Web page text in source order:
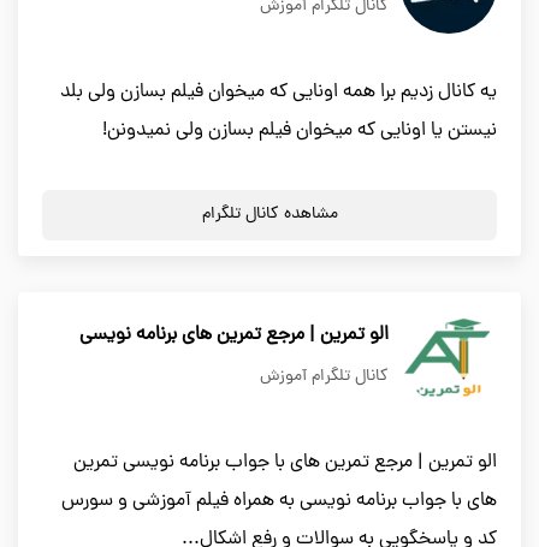
کانال تلگرام آموزش
یه کانال زدیم برا همه اونایی که میخوان فیلم بسازن ولی بلد
نیستن یا اونایی که میخوان فیلم بسازن ولی نمیدونن!
مشاهده کانال تلگرام
الو تمرین | مرجع تمرین های برنامه نویسی
کانال تلگرام آموزش
الو تمرین | مرجع تمرین های با جواب برنامه نویسی تمرین
های با جواب برنامه نویسی به همراه فیلم آموزشی و سورس
کد و پاسخگویی به سوالات و رفع اشکال...